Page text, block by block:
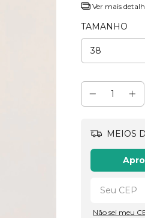
Ver mais
TAMANHO
MEIOS
Não sei meu